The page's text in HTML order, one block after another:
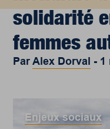
solidarité
femmes
ParAlex Dorval - 1
Enjeux sociaux